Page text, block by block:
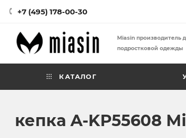
+7 (495) 178-00-30
Miasin производитель
подростковой одежды
КАТАЛОГ
кепка A-KP55608